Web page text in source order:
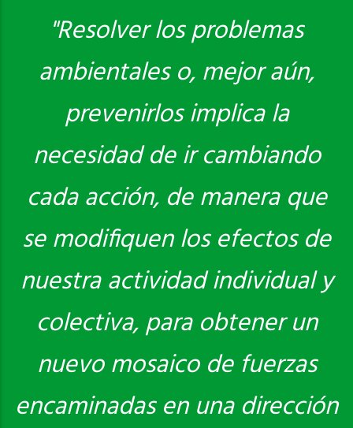
Saber más
"Resolver los problemas
ambientales o, mejor aún,
prevenirlos implica la
necesidad de ir cambiando
cada acción, de manera que
se modifiquen los efectos de
nuestra actividad individual y
colectiva, para obtener un
nuevo mosaico de fuerzas
encaminadas en una dirección